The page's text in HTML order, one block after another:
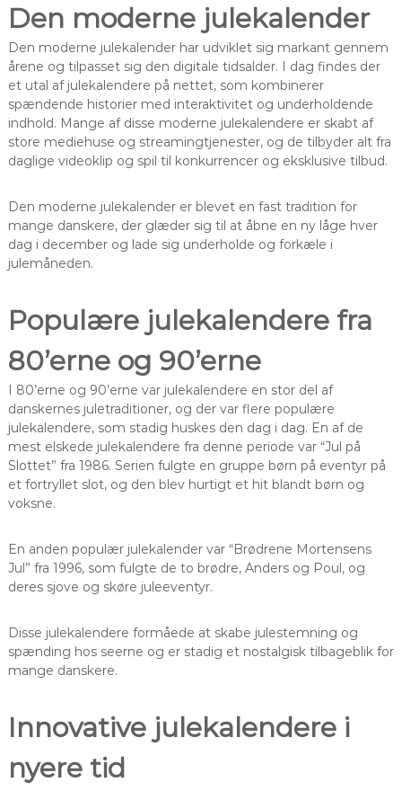
Den moderne julekalender
Den moderne julekalender har udviklet sig markant gennem
årene og tilpasset sig den digitale tidsalder. I dag findes der
et utal af julekalendere på nettet, som kombinerer
spændende historier med interaktivitet og underholdende
indhold. Mange af disse moderne julekalendere er skabt af
store mediehuse og streamingtjenester, og de tilbyder alt fra
daglige videoklip og spil til konkurrencer og eksklusive tilbud.
Den moderne julekalender er blevet en fast tradition for
mange danskere, der glæder sig til at åbne en ny låge hver
dag i december og lade sig underholde og forkæle i
julemåneden.
Populære julekalendere fra
80’erne og 90’erne
I 80’erne og 90’erne var julekalendere en stor del af
danskernes juletraditioner, og der var flere populære
julekalendere, som stadig huskes den dag i dag. En af de
mest elskede julekalendere fra denne periode var “Jul på
Slottet” fra 1986. Serien fulgte en gruppe børn på eventyr på
et fortryllet slot, og den blev hurtigt et hit blandt børn og
voksne.
En anden populær julekalender var “Brødrene Mortensens
Jul” fra 1996, som fulgte de to brødre, Anders og Poul, og
deres sjove og skøre juleeventyr.
Disse julekalendere formåede at skabe julestemning og
spænding hos seerne og er stadig et nostalgisk tilbageblik for
mange danskere.
Innovative julekalendere i
nyere tid